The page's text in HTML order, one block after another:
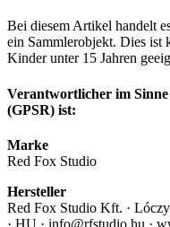
Bei diesem Artikel handelt
ein Sammlerobjekt. Dies ist
Kinder unter 15 Jahren
Verantwortlicher im
(GPSR) ist:
Marke
Red Fox Studio
Hersteller
Red Fox Studio Kft. ·
· HU · info@rfstudio.hu ·